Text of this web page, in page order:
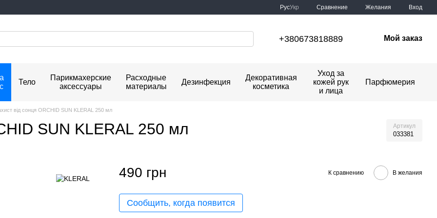
РусУкр Сравнение Желания Вход
+380673818889 Мой заказ
Тело
Парикмахерские
аксессуары
Расходные
материалы
Дезинфекция
Декоративная
косметика
Уход за
кожей рук
и лица
Парфюмерия
від сонця ORCHID SUN KLERAL 250 мл
SUN KLERAL 250 мл Артикул
033381
490 грн К сравнению В желания
Сообщить, когда появится